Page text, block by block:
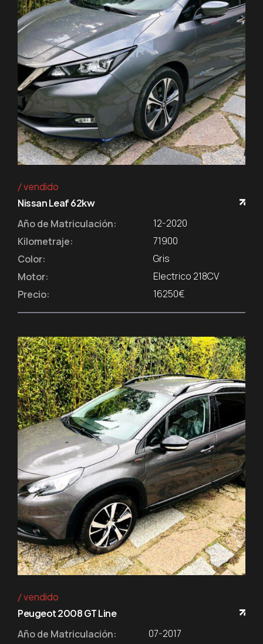
vendido
Nissan Leaf 62kw
Año de Matriculación:
12-2020
Kilometraje:
71900
Color:
Gris
Motor:
Electrico 218CV
Precio:
16250€
vendido
Peugeot 2008 GT Line
Año de Matriculación:
07-2017